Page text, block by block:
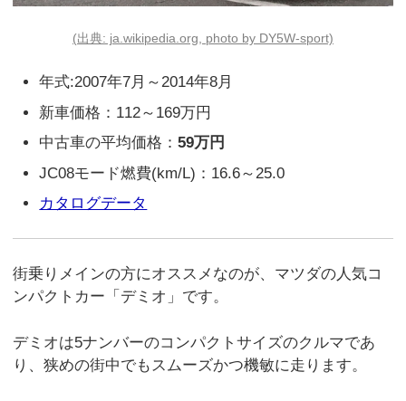
(出典: ja.wikipedia.org, photo by DY5W-sport)
年式:2007年7月～2014年8月
新車価格：112～169万円
中古車の平均価格：59万円
JC08モード燃費(km/L)：16.6～25.0
カタログデータ
街乗りメインの方にオススメなのが、マツダの人気コ
ンパクトカー「デミオ」です。
デミオは5ナンバーのコンパクトサイズのクルマであ
り、狭めの街中でもスムーズかつ機敏に走ります。